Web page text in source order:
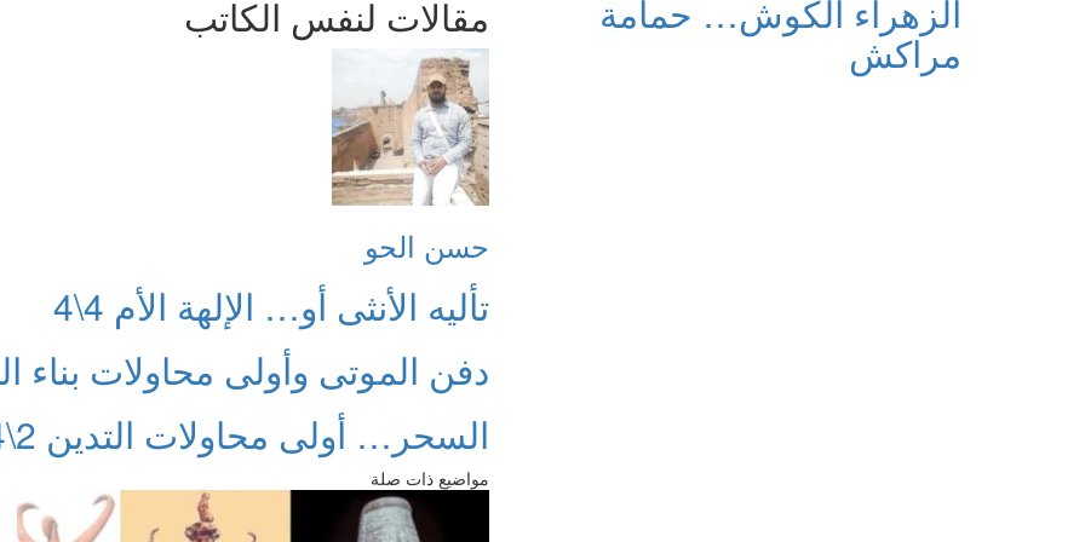
مقالات لنفس الكاتب
حسن الحو
تأليه الأنثى أو… الإلهة الأم 4\4
دفن الموتى وأولى محاولات بناء
السحر… أولى محاولات التدين 2\4
مواضيع ذات صلة
الزهراء الكوش… حمامة
مراكش